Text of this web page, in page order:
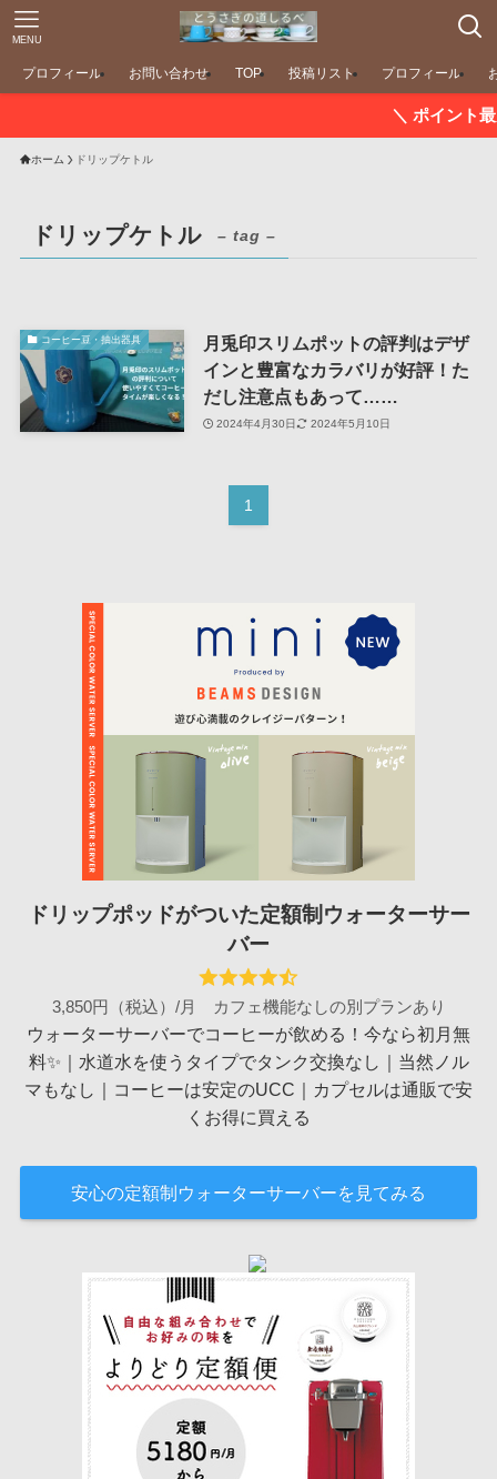
MENU
プロフィール お問い合わせ TOP 投稿リスト プロフィール
＼ ポイント最大
ホーム ドリップケトル
ドリップケトル – tag –
コーヒー豆・抽出器具
月兎印スリムポットの評判はデザ
インと豊富なカラバリが好評！た
だし注意点もあって……
2024年4月30日 2024年5月10日
1
ドリップポッドがついた定額制ウォーターサー
バー
3,850円（税込）/月 カフェ機能なしの別プランあり
ウォーターサーバーでコーヒーが飲める！今なら初月無
料✨️｜水道水を使うタイプでタンク交換なし｜当然ノル
マもなし｜コーヒーは安定のUCC｜カプセルは通販で安
くお得に買える
安心の定額制ウォーターサーバーを見てみる